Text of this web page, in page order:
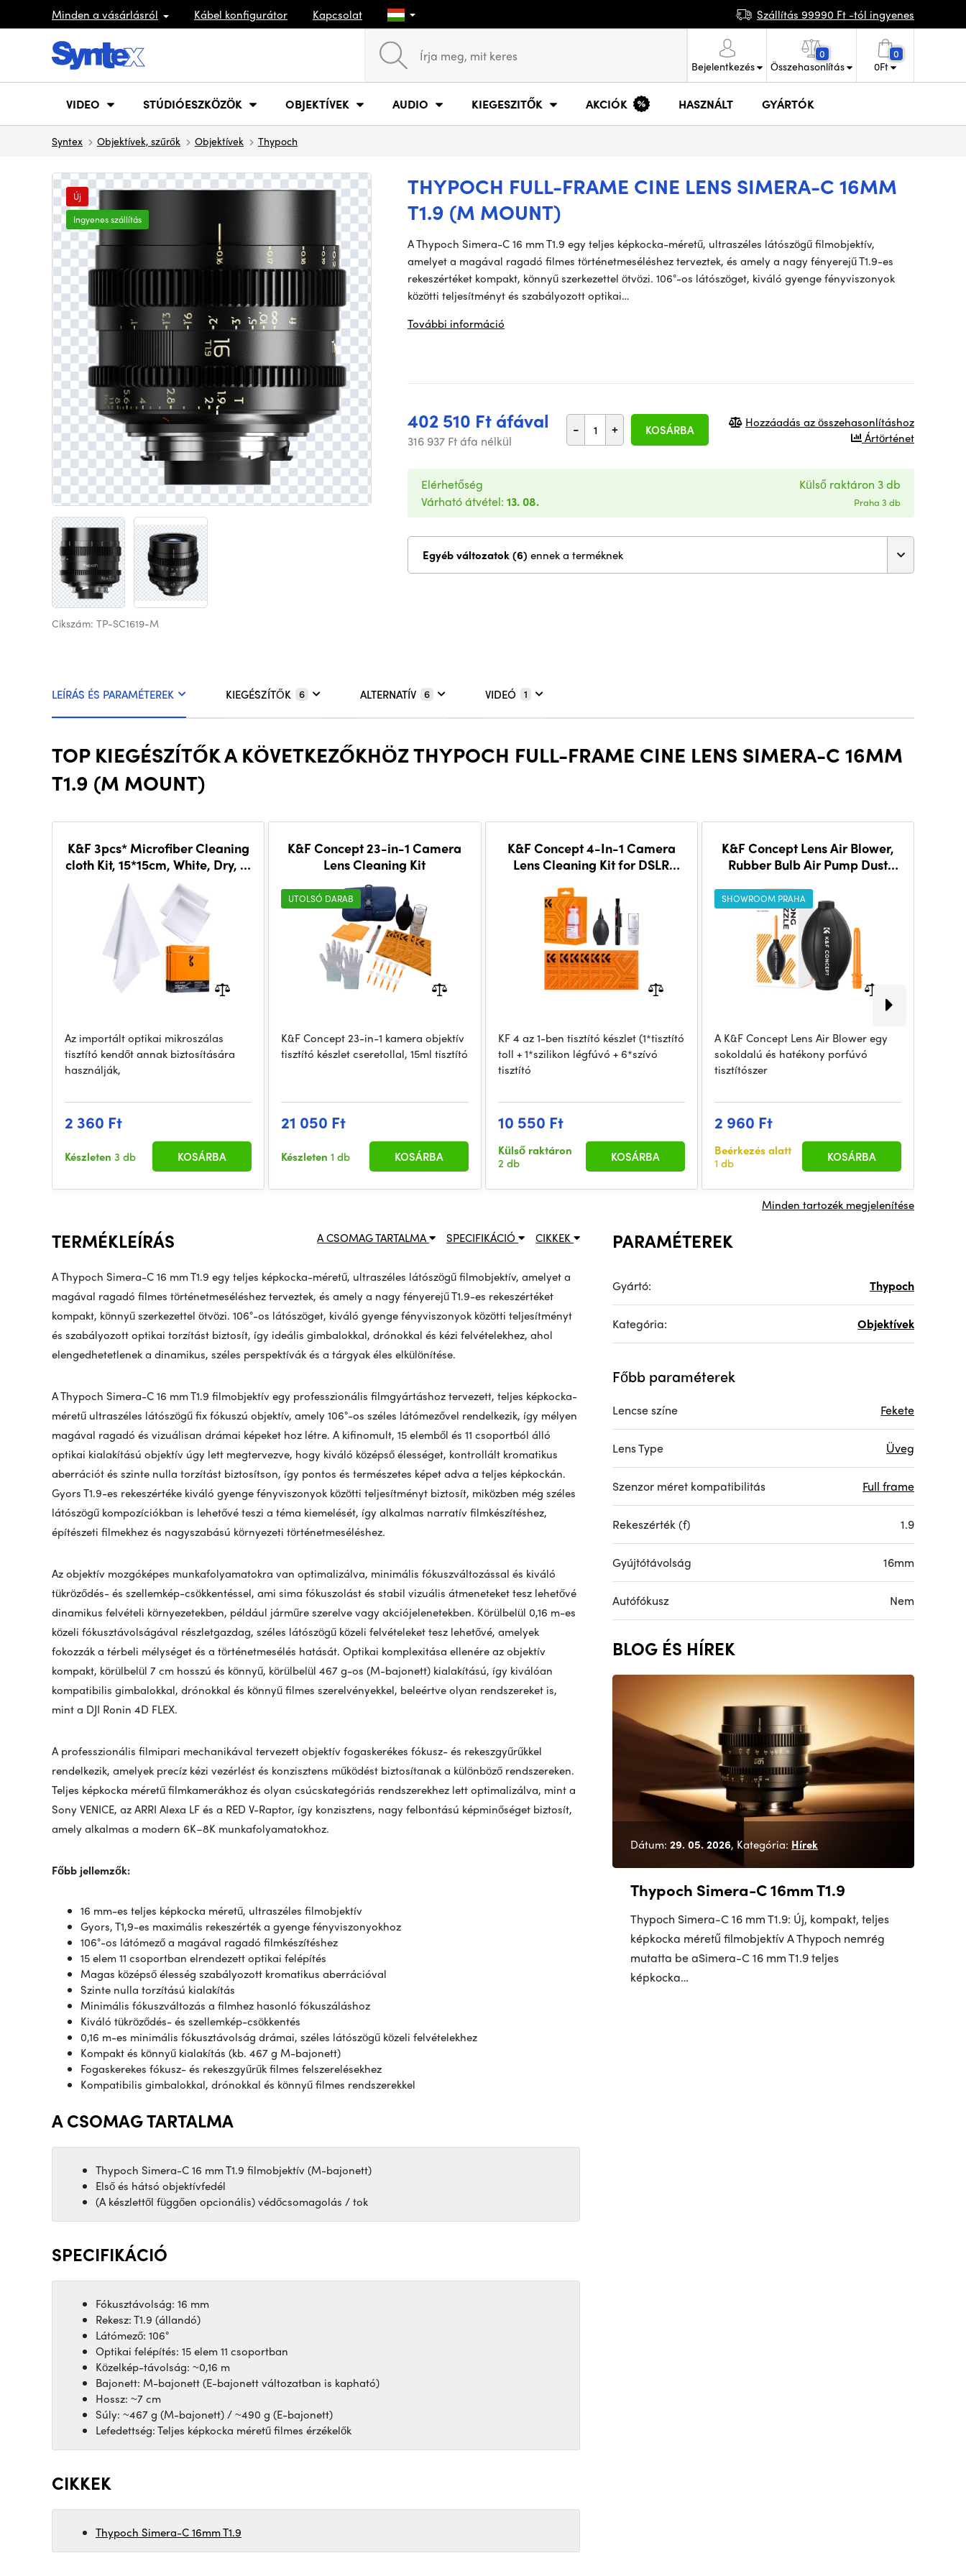
Minden a vásárlásról Kábel konfigurátor Kapcsolat Szállítás 99990 Ft -tól ingyenes
Bejelentkezés
0
Összehasonlítás
0
0Ft
VIDEO STÚDIÓESZKÖZÖK OBJEKTÍVEK AUDIO KIEGESZITŐK AKCIÓK HASZNÁLT GYÁRTÓK
Syntex Objektívek, szűrők Objektívek Thypoch
THYPOCH FULL-FRAME CINE LENS SIMERA-C 16MM
T1.9 (M MOUNT)
Új
Ingyenes szállítás
Cikszám: TP-SC1619-M
A Thypoch Simera-C 16 mm T1.9 egy teljes képkocka-méretű, ultraszéles látószögű filmobjektív,
amelyet a magával ragadó filmes történetmeséléshez terveztek, és amely a nagy fényerejű T1.9-es
rekeszértéket kompakt, könnyű szerkezettel ötvözi. 106°-os látószöget, kiváló gyenge fényviszonyok
közötti teljesítményt és szabályozott optikai…
További információ
402 510 Ft áfával
316 937 Ft áfa nélkül
- + KOSÁRBA
Hozzáadás az összehasonlításhoz
Ártörténet
Elérhetőség
Várható átvétel: 13. 08.
Külső raktáron 3 db
Praha 3 db
Egyéb változatok (6) ennek a terméknek
LEÍRÁS ÉS PARAMÉTEREK KIEGÉSZÍTŐK 6 ALTERNATÍV 6 VIDEÓ 1
TOP KIEGÉSZÍTŐK A KÖVETKEZŐKHÖZ THYPOCH FULL-FRAME CINE LENS SIMERA-C 16MM
T1.9 (M MOUNT)
K&F 3pcs* Microfiber Cleaning
cloth Kit, 15*15cm, White, Dry, in
vacuum
Az importált optikai mikroszálas
tisztító kendőt annak biztosítására
használják,
2 360 Ft
Készleten 3 db KOSÁRBA
K&F Concept 23-in-1 Camera
Lens Cleaning Kit
UTOLSÓ DARAB
K&F Concept 23-in-1 kamera objektív
tisztító készlet cseretollal, 15ml tisztító
21 050 Ft
Készleten1 db KOSÁRBA
K&F Concept 4-In-1 Camera
Lens Cleaning Kit for DSLR
KF 4 az 1-ben tisztító készlet (1*tisztító
toll + 1*szilikon légfúvó + 6*szívó
tisztító
10 550 Ft
Külső raktáron
2 db
KOSÁRBA
K&F Concept Lens Air Blower,
Rubber Bulb Air Pump Dust
Nozzle for Cell
SHOWROOM PRAHA
A K&F Concept Lens Air Blower egy
sokoldalú és hatékony porfúvó
tisztítószer
2 960 Ft
Beérkezés alatt
1 db
KOSÁRBA
Minden tartozék megjelenítése
CIKKEK
SPECIFIKÁCIÓ
A CSOMAG TARTALMA
TERMÉKLEÍRÁS
A Thypoch Simera-C 16 mm T1.9 egy teljes képkocka-méretű, ultraszéles látószögű filmobjektív, amelyet a
magával ragadó filmes történetmeséléshez terveztek, és amely a nagy fényerejű T1.9-es rekeszértéket
kompakt, könnyű szerkezettel ötvözi. 106°-os látószöget, kiváló gyenge fényviszonyok közötti teljesítményt
és szabályozott optikai torzítást biztosít, így ideális gimbalokkal, drónokkal és kézi felvételekhez, ahol
elengedhetetlenek a dinamikus, széles perspektívák és a tárgyak éles elkülönítése.
A Thypoch Simera-C 16 mm T1.9 filmobjektív egy professzionális filmgyártáshoz tervezett, teljes képkocka-
méretű ultraszéles látószögű fix fókuszú objektív, amely 106°-os széles látómezővel rendelkezik, így mélyen
magával ragadó és vizuálisan drámai képeket hoz létre. A kifinomult, 15 elemből és 11 csoportból álló
optikai kialakítású objektív úgy lett megtervezve, hogy kiváló középső élességet, kontrollált kromatikus
aberrációt és szinte nulla torzítást biztosítson, így pontos és természetes képet adva a teljes képkockán.
Gyors T1.9-es rekeszértéke kiváló gyenge fényviszonyok közötti teljesítményt biztosít, miközben még széles
látószögű kompozíciókban is lehetővé teszi a téma kiemelését, így alkalmas narratív filmkészítéshez,
építészeti filmekhez és nagyszabású környezeti történetmeséléshez.
Az objektív mozgóképes munkafolyamatokra van optimalizálva, minimális fókuszváltozással és kiváló
tükröződés- és szellemkép-csökkentéssel, ami sima fókuszolást és stabil vizuális átmeneteket tesz lehetővé
dinamikus felvételi környezetekben, például járműre szerelve vagy akciójelenetekben. Körülbelül 0,16 m-es
közeli fókusztávolságával részletgazdag, széles látószögű közeli felvételeket tesz lehetővé, amelyek
fokozzák a térbeli mélységet és a történetmesélés hatását. Optikai komplexitása ellenére az objektív
kompakt, körülbelül 7 cm hosszú és könnyű, körülbelül 467 g-os (M-bajonett) kialakítású, így kiválóan
kompatibilis gimbalokkal, drónokkal és könnyű filmes szerelvényekkel, beleértve olyan rendszereket is,
mint a DJI Ronin 4D FLEX.
A professzionális filmipari mechanikával tervezett objektív fogaskerékes fókusz- és rekeszgyűrűkkel
rendelkezik, amelyek precíz kézi vezérlést és konzisztens működést biztosítanak a különböző rendszereken.
Teljes képkocka méretű filmkamerákhoz és olyan csúcskategóriás rendszerekhez lett optimalizálva, mint a
Sony VENICE, az ARRI Alexa LF és a RED V-Raptor, így konzisztens, nagy felbontású képminőséget biztosít,
amely alkalmas a modern 6K–8K munkafolyamatokhoz.
Főbb jellemzők:
16 mm-es teljes képkocka méretű, ultraszéles filmobjektív
Gyors, T1,9-es maximális rekeszérték a gyenge fényviszonyokhoz
106°-os látómező a magával ragadó filmkészítéshez
15 elem 11 csoportban elrendezett optikai felépítés
Magas középső élesség szabályozott kromatikus aberrációval
Szinte nulla torzítású kialakítás
Minimális fókuszváltozás a filmhez hasonló fókuszáláshoz
Kiváló tükröződés- és szellemkép-csökkentés
0,16 m-es minimális fókusztávolság drámai, széles látószögű közeli felvételekhez
Kompakt és könnyű kialakítás (kb. 467 g M-bajonett)
Fogaskerekes fókusz- és rekeszgyűrűk filmes felszerelésekhez
Kompatibilis gimbalokkal, drónokkal és könnyű filmes rendszerekkel
A CSOMAG TARTALMA
Thypoch Simera-C 16 mm T1.9 filmobjektív (M-bajonett)
Első és hátsó objektívfedél
(A készlettől függően opcionális) védőcsomagolás / tok
SPECIFIKÁCIÓ
Fókusztávolság: 16 mm
Rekesz: T1.9 (állandó)
Látómező: 106°
Optikai felépítés: 15 elem 11 csoportban
Közelkép-távolság: ~0,16 m
Bajonett: M-bajonett (E-bajonett változatban is kapható)
Hossz: ~7 cm
Súly: ~467 g (M-bajonett) / ~490 g (E-bajonett)
Lefedettség: Teljes képkocka méretű filmes érzékelők
CIKKEK
Thypoch Simera-C 16mm T1.9
PARAMÉTEREK
Gyártó: Thypoch
Kategória: Objektívek
Főbb paraméterek
Lencse színe Fekete
Lens Type Üveg
Szenzor méret kompatibilitás Full frame
Rekeszérték (f) 1.9
Gyújtótávolság 16mm
Autófókusz Nem
BLOG ÉS HÍREK
Dátum: 29. 05. 2026, Kategória: Hírek
Thypoch Simera-C 16mm T1.9
Thypoch Simera-C 16 mm T1.9: Új, kompakt, teljes
képkocka méretű filmobjektív A Thypoch nemrég
mutatta be aSimera-C 16 mm T1.9 teljes
képkocka…